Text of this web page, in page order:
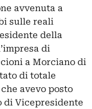
avvenuta a
sulle reali
della
di
a Morciano di
di totale
che avevo posto
di Vicepresidente